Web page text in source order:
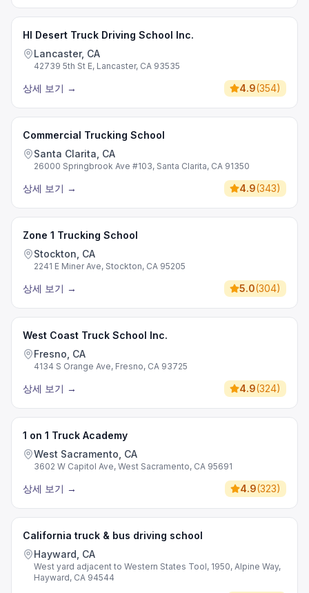
HI Desert Truck Driving School Inc.
Lancaster, CA
42739 5th St E, Lancaster, CA 93535
상세 보기 → 4.9(354)
Commercial Trucking School
Santa Clarita, CA
26000 Springbrook Ave #103, Santa Clarita, CA 91350
상세 보기 → 4.9(343)
Zone 1 Trucking School
Stockton, CA
2241 E Miner Ave, Stockton, CA 95205
상세 보기 → 5.0(304)
West Coast Truck School Inc.
Fresno, CA
4134 S Orange Ave, Fresno, CA 93725
상세 보기 → 4.9(324)
1 on 1 Truck Academy
West Sacramento, CA
3602 W Capitol Ave, West Sacramento, CA 95691
상세 보기 → 4.9(323)
California truck & bus driving school
Hayward, CA
West yard adjacent to Western States Tool, 1950, Alpine Way,
Hayward, CA 94544